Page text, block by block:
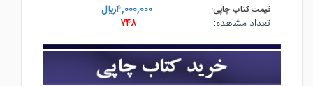
قیمت کتاب چاپی:
۴,۰۰۰,۰۰۰ريال
تعداد مشاهده:
۷۴۸